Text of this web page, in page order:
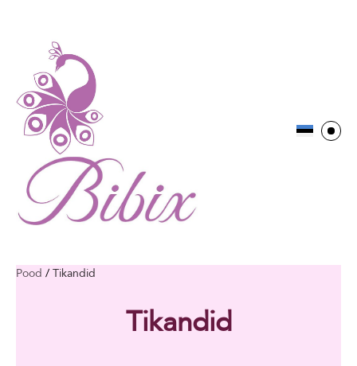
Pood / Tikandid
Tikandid